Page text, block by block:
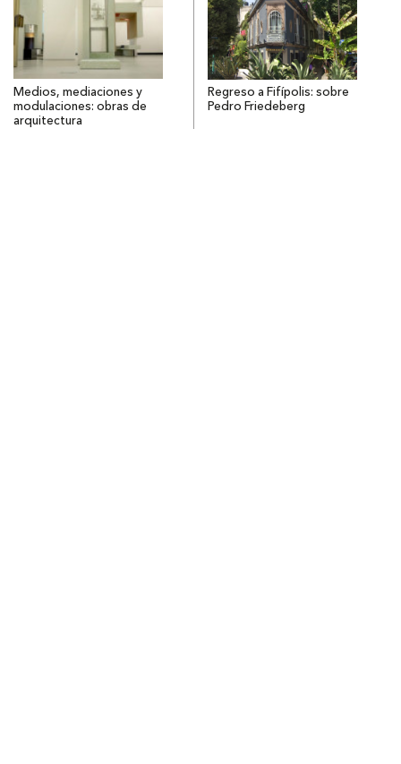
Medios, mediaciones y
modulaciones: obras de
arquitectura
Regreso a Fifípolis: sobre
Pedro Friedeberg